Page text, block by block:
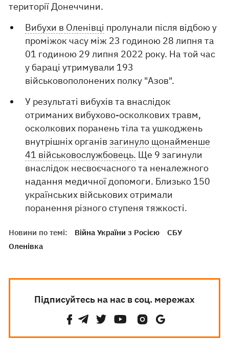
території Донеччини.
Вибухи в Оленівці пролунали після відбою у
проміжок часу між 23 годиною 28 липня та
01 годиною 29 липня 2022 року. На той час
у бараці утримували 193
військовополонених полку "Азов".
У результаті вибухів та внаслідок
отриманих вибухово-осколкових травм,
осколкових поранень тіла та ушкоджень
внутрішніх органівзагинуло щонайменше
41 військовослужбовець. Ще 9 загинули
внаслідок несвоєчасного та неналежного
надання медичної допомоги. Близько 150
українських військових отримали
поранення різного ступеня тяжкості.
Новини по темі: Війна України з Росією
СБУ
Оленівка
Підписуйтесь на нас в соц. мережах